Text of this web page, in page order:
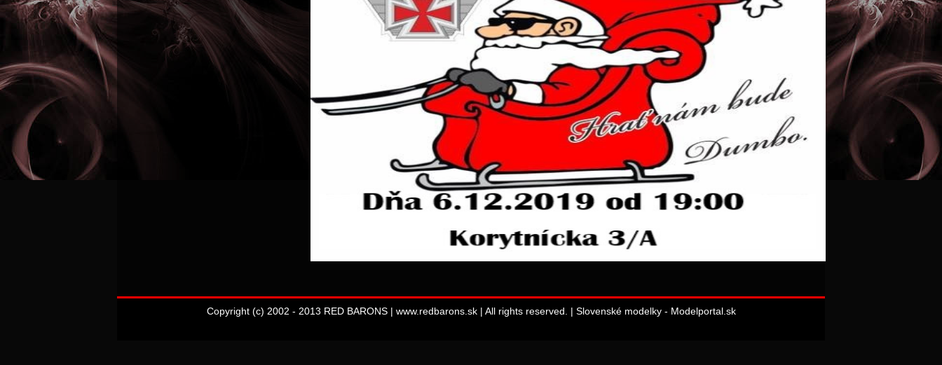
Copyright (c) 2002 - 2013 RED BARONS | www.redbarons.sk | All rights reserved. | Slovenské modelky - Modelportal.sk